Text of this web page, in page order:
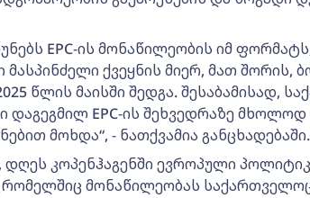
EPC-ის მონაწილეობის იმ
მასპინძელი ქვეყნის მიერ, მათ
წლის მაისში შედგა. შესაბამისად,
დაგეგმილ EPC-ის შეხვედრაზე
მოხდა“, - ნათქვამია განცხადებაში.
დღეს კოპენჰაგენში ევროპული
რომელშიც მონაწილეობას